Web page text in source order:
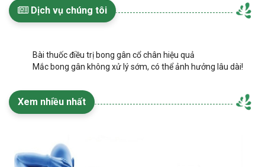
Dịch vụ chúng tôi
Bài thuốc điều trị bong gân cổ chân hiệu quả
Mắc bong gân không xử lý sớm, có thể ảnh hưởng lâu dài!
Xem nhiều nhất